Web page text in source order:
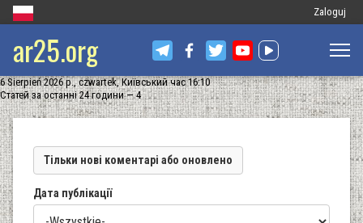
Меню
запису
Zaloguj
ar25.org
6 Sierpień 2026 р., czwartek, Київський час 16:10
Статей за останні 24 години — 4
Тільки нові коментарі або оновлено
Дата публікації